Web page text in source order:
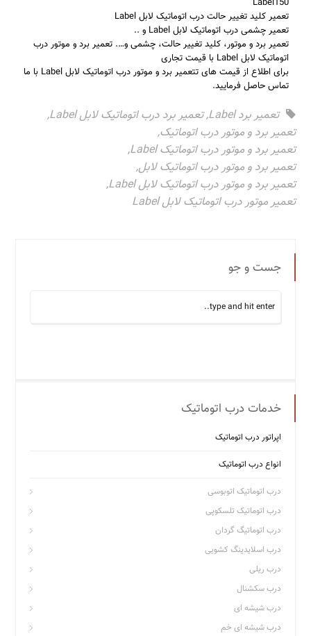
Label150
تعمیر کلید تغییر حالت درب اتوماتیک لابل Label
تعمیر چشمی درب اتوماتیک لابل Label و ..
تعمیر برد و موتور، کلید تغییر حالت، چشمی و…. تعمیر برد و موتور درب
اتوماتیک لابل Label با قیمت تجاری
برای اطلاع از قیمت های تتعمیر برد و موتور درب اتوماتیک لابل Label با ما
تماس حاصل فرمایید.
تعمیر برد Label ,تعمیر برد درب اتوماتیک لابل Label
,
تعمیر برد و موتور درب اتوماتیک,
تعمیر برد و موتور درب اتوماتیک Label
,
تعمیر برد و موتور درب اتوماتیک لابل,
تعمیر برد و موتور درب اتوماتیک لابل Label
,
تعمیر موتور درب اتوماتیک لابل Label
جست و جو
خدمات درب اتوماتیک
اپراتور درب اتوماتیک
انواع درب اتوماتیک
درب اتوماتیک اتوبوسی
درب اتوماتیک تلسکوپی
درب اتوماتیگ گردان
درب اسلایدینگ کشویی
درب ریلی
درب سکشنال
درب شیشه ای
درب شیشه ای خم